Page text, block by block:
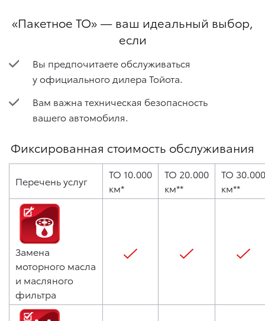
«Пакетное ТО» — ваш идеальный выбор,
если
Вы предпочитаете обслуживаться
у официального дилера Тойота.
Вам важна техническая безопасность
вашего автомобиля.
Фиксированная стоимость обслуживания
Перечень услуг
ТО 10.000
км*
ТО 20.000
км**
ТО 30.000
км**
Замена
моторного масла
и масляного
фильтра